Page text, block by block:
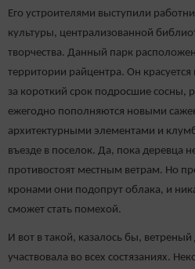
Его устроителями выступили
культуры, централизованной
творчества. Данный парк
территории райцентра. Он
за короткий срок подросшие сосны,
ежегодно пополняются новыми
архитектурными элементами и
въезде в поселок. Да, пока деревца
противостоят местным ветрам. Но
кронами они подопрут облака, и
сможет стать помехой.
И вот в такой, казалось бы,
участвовала во всех состязаниях.